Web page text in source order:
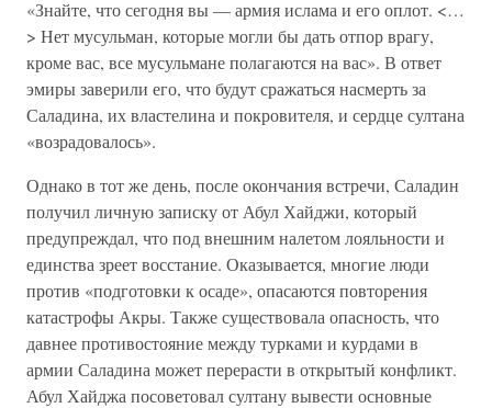
«Знайте, что сегодня вы — армия ислама и его оплот. <…
> Нет мусульман, которые могли бы дать отпор врагу,
кроме вас, все мусульмане полагаются на вас». В ответ
эмиры заверили его, что будут сражаться насмерть за
Саладина, их властелина и покровителя, и сердце султана
«возрадовалось».
Однако в тот же день, после окончания встречи, Саладин
получил личную записку от Абул Хайджи, который
предупреждал, что под внешним налетом лояльности и
единства зреет восстание. Оказывается, многие люди
против «подготовки к осаде», опасаются повторения
катастрофы Акры. Также существовала опасность, что
давнее противостояние между турками и курдами в
армии Саладина может перерасти в открытый конфликт.
Абул Хайджа посоветовал султану вывести основные